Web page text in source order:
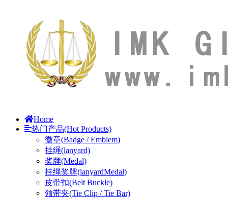
Home
热门产品(Hot Products)
徽章(Badge / Emblem)
挂绳(lanyard)
奖牌(Medal)
挂绳奖牌(lanyardMedal)
皮带扣(Belt Buckle)
领带夹(Tie Clip / Tie Bar)